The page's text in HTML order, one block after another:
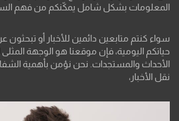
المعلومات بشكل شامل يمكّنكم من فهم
سواء كنتم متابعين دائمين للأخبار أو
حياتكم اليومية، فإن موقعنا هو الوجهة
الأحداث والمستجدات. نحن نؤمن بأهمية
نقل الأخبار،